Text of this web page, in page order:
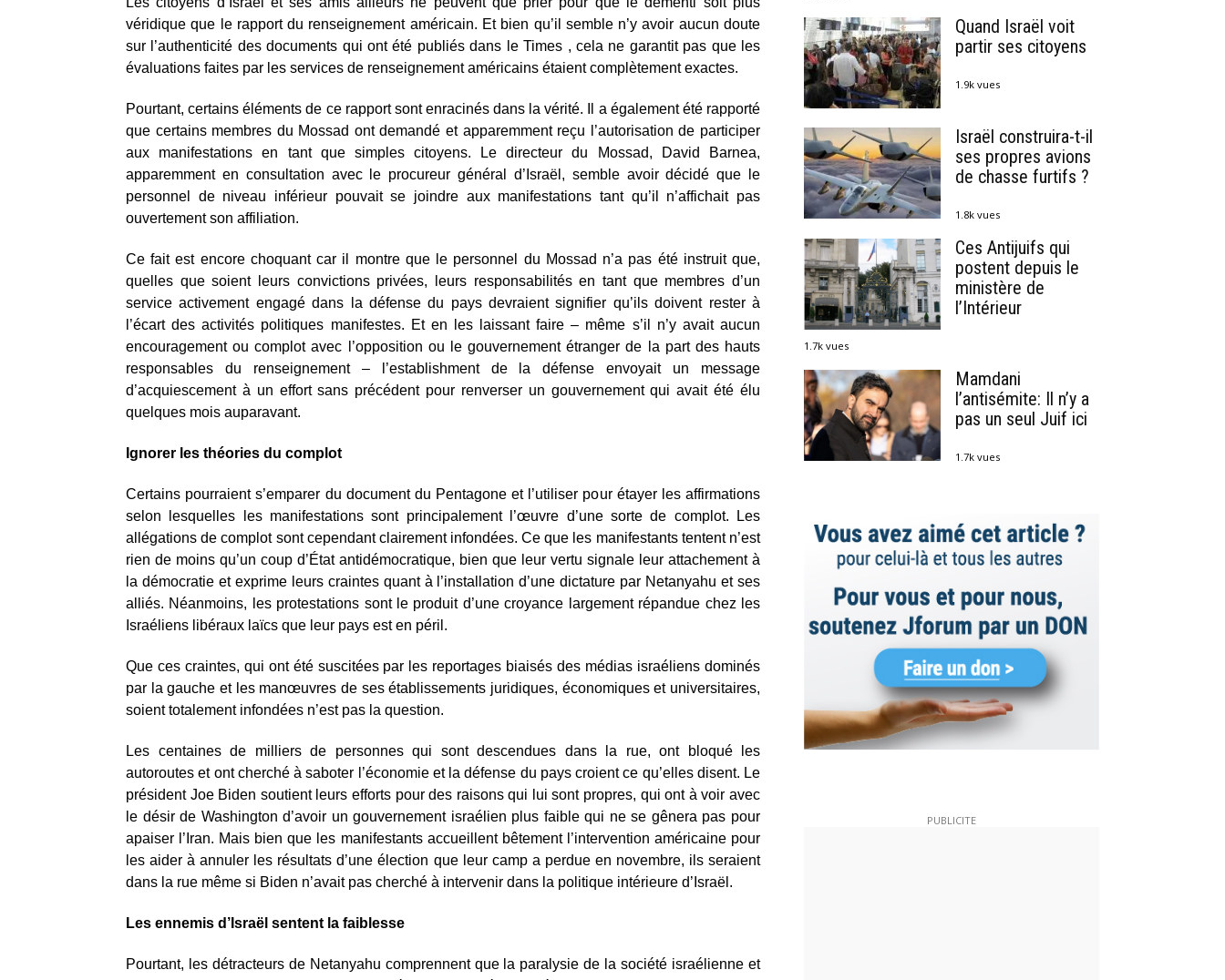
véridique que le rapport du renseignement américain. Et bien qu’il semble n’y avoir aucun doute
sur l’authenticité des documents qui ont été publiés dans le Times , cela ne garantit pas que les
évaluations faites par les services de renseignement américains étaient complètement exactes.
Pourtant, certains éléments de ce rapport sont enracinés dans la vérité. Il a également été rapporté
que certains membres du Mossad ont demandé et apparemment reçu l’autorisation de participer
aux manifestations en tant que simples citoyens. Le directeur du Mossad, David Barnea,
apparemment en consultation avec le procureur général d’Israël, semble avoir décidé que le
personnel de niveau inférieur pouvait se joindre aux manifestations tant qu’il n’affichait pas
ouvertement son affiliation.
Ce fait est encore choquant car il montre que le personnel du Mossad n’a pas été instruit que,
quelles que soient leurs convictions privées, leurs responsabilités en tant que membres d’un
service activement engagé dans la défense du pays devraient signifier qu’ils doivent rester à
l’écart des activités politiques manifestes. Et en les laissant faire – même s’il n’y avait aucun
encouragement ou complot avec l’opposition ou le gouvernement étranger de la part des hauts
responsables du renseignement – l’establishment de la défense envoyait un message
d’acquiescement à un effort sans précédent pour renverser un gouvernement qui avait été élu
quelques mois auparavant.
Ignorer les théories du complot
Certains pourraient s’emparer du document du Pentagone et l’utiliser pour étayer les affirmations
selon lesquelles les manifestations sont principalement l’œuvre d’une sorte de complot. Les
allégations de complot sont cependant clairement infondées. Ce que les manifestants tentent n’est
rien de moins qu’un coup d’État antidémocratique, bien que leur vertu signale leur attachement à
la démocratie et exprime leurs craintes quant à l’installation d’une dictature par Netanyahu et ses
alliés. Néanmoins, les protestations sont le produit d’une croyance largement répandue chez les
Israéliens libéraux laïcs que leur pays est en péril.
Que ces craintes, qui ont été suscitées par les reportages biaisés des médias israéliens dominés
par la gauche et les manœuvres de ses établissements juridiques, économiques et universitaires,
soient totalement infondées n’est pas la question.
Les centaines de milliers de personnes qui sont descendues dans la rue, ont bloqué les
autoroutes et ont cherché à saboter l’économie et la défense du pays croient ce qu’elles disent. Le
président Joe Biden soutient leurs efforts pour des raisons qui lui sont propres, qui ont à voir avec
le désir de Washington d’avoir un gouvernement israélien plus faible qui ne se gênera pas pour
apaiser l’Iran. Mais bien que les manifestants accueillent bêtement l’intervention américaine pour
les aider à annuler les résultats d’une élection que leur camp a perdue en novembre, ils seraient
dans la rue même si Biden n’avait pas cherché à intervenir dans la politique intérieure d’Israël.
Les ennemis d’Israël sentent la faiblesse
Pourtant, les détracteurs de Netanyahu comprennent que la paralysie de la société israélienne et
Quand Israël voit
partir ses citoyens
1.9k vues
Israël construira-t-il
ses propres avions
de chasse furtifs ?
1.8k vues
Ces Antijuifs qui
postent depuis le
ministère de
l’Intérieur
1.7k vues
Mamdani
l’antisémite: Il n’y a
pas un seul Juif ici
1.7k vues